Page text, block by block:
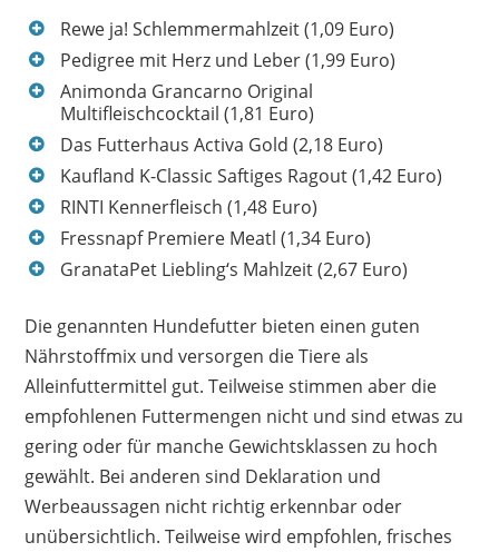
Rewe ja! Schlemmermahlzeit (1,09 Euro)
Pedigree mit Herz und Leber (1,99 Euro)
Animonda Grancarno Original
Multifleischcocktail (1,81 Euro)
Das Futterhaus Activa Gold (2,18 Euro)
Kaufland K-Classic Saftiges Ragout (1,42 Euro)
RINTI Kennerfleisch (1,48 Euro)
Fressnapf Premiere Meatl (1,34 Euro)
GranataPet Liebling‘s Mahlzeit (2,67 Euro)
Die genannten Hundefutter bieten einen guten
Nährstoffmix und versorgen die Tiere als
Alleinfuttermittel gut. Teilweise stimmen aber die
empfohlenen Futtermengen nicht und sind etwas zu
gering oder für manche Gewichtsklassen zu hoch
gewählt. Bei anderen sind Deklaration und
Werbeaussagen nicht richtig erkennbar oder
unübersichtlich. Teilweise wird empfohlen, frisches